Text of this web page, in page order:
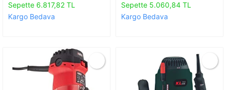
Sepette 6.817,82 TL
Kargo Bedava
Sepette 5.060,84 TL
Kargo Bedava